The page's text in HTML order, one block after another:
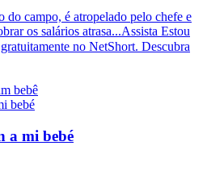
campo, é atropelado pelo chefe e
os salários atrasa...Assista Estou
no NetShort. Descubra
bebê
a mi bebé